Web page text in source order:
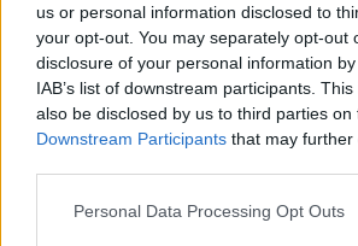
us or personal information disclosed to
your opt-out. You may separately opt-out
disclosure of your personal information
IAB’s list of downstream participants.
also be disclosed by us to third parties on
Downstream Participants that may
Personal Data Processing Opt Outs
είπε.
Πρόσθεσε ότι μια ουσιαστική,
συζήτηση για την ενεργειακή
γίνει.